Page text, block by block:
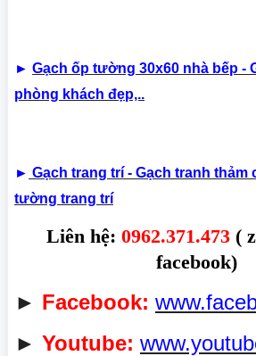
► Gạch ốp tường 30x60 nhà bếp -
phòng khách đẹp,..
► Gạch trang trí - Gạch tranh thảm
tường trang trí
Liên hệ: 0962.371.473(
facebook)
► Facebook:
► Youtube: